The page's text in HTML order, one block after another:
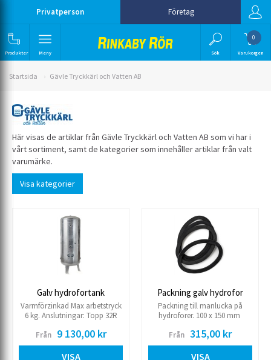
Privatperson Företag
Produkter Meny Sök
0
Varukorgen
Startsida Gävle Tryckkärl och Vatten AB
Här visas de artiklar från Gävle Tryckkärl och Vatten AB som vi har i
vårt sortiment, samt de kategorier som innehåller artiklar från valt
varumärke.
Visa kategorier
Galv hydrofortank
Varmförzinkad Max arbetstryck
6 kg. Anslutningar: Topp 32R
för vattenståndsställ 2x15R
Extrauttag fram 15R.
Från 9 130,00 kr
VISA
Packning galv hydrofor
Packning till manlucka på
hydroforer. 100 x 150 mm
Från 315,00 kr
VISA